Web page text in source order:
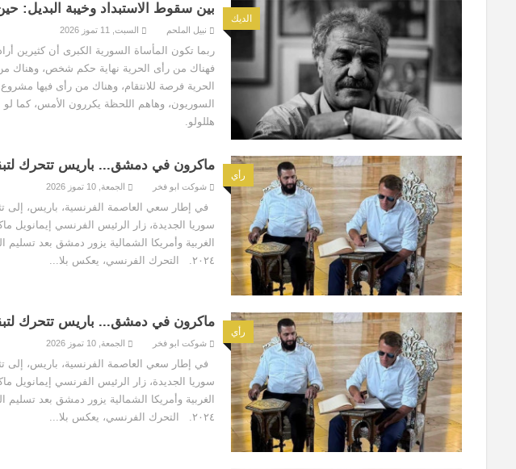
الديك
بين سقوط الاستبداد وخيبة البديل:
نبيل الملحم السبت, 11 تموز 2026
ربما تكون المأساة السورية الكبرى أن كثيرين
فهناك من رأى الحرية نهاية حكم شخص، وهناك
الحرية فرصة للانتقام، وهناك من رأى فيها
السوريون، وهاهم اللحظة يكررون الأمس، كما
هللولو.
رأي
ماكرون في دمشق... باريس تتحرك
شوكت ابو فخر الجمعة, 10 تموز 2026
في إطار سعي العاصمة الفرنسية، باريس، إلى
سوريا الجديدة، زار الرئيس الفرنسي إيمانويل
الغربية وأمريكا الشمالية يزور دمشق بعد
٢٠٢٤. التحرك الفرنسي، يعكس بلا...
رأي
ماكرون في دمشق... باريس تتحرك
شوكت ابو فخر الجمعة, 10 تموز 2026
في إطار سعي العاصمة الفرنسية، باريس، إلى
سوريا الجديدة، زار الرئيس الفرنسي إيمانويل
الغربية وأمريكا الشمالية يزور دمشق بعد
٢٠٢٤. التحرك الفرنسي، يعكس بلا...